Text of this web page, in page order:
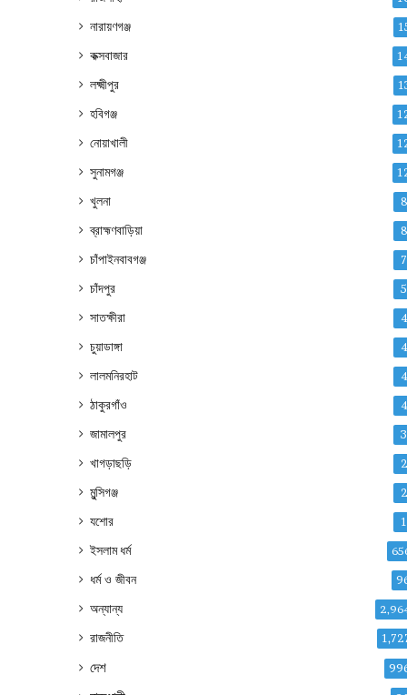
নারায়ণগঞ্জ
কক্সবাজার
লক্ষ্মীপুর
হবিগঞ্জ
নোয়াখালী
সুনামগঞ্জ
খুলনা 8
ব্রাহ্মণবাড়িয়া 8
চাঁপাইনবাবগঞ্জ 7
চাঁদপুর 5
সাতক্ষীরা 4
চুয়াডাঙ্গা 4
লালমনিরহাট 4
ঠাকুরগাঁও 4
জামালপুর 3
খাগড়াছড়ি 2
মুন্সিগঞ্জ 2
যশোর 1
ইসলাম ধর্ম
ধর্ম ও জীবন
অন্যান্য
রাজনীতি
দেশ